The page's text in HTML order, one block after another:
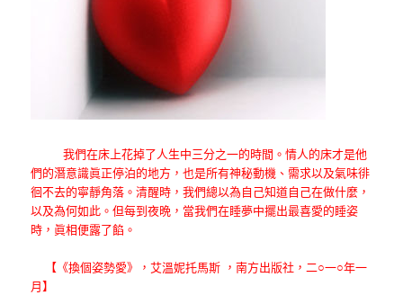
我們在床上花掉了人生中三分之一的時間。情人的床才是他
們的潛意識眞正停泊的地方，也是所有神秘動機、需求以及氣味徘
徊不去的寧靜角落。清醒時，我們總以為自己知道自己在做什麼，
以及為何如此。但每到夜晩，當我們在睡夢中擺出最喜愛的睡姿
時，眞相便露了餡。
【《換個姿勢愛》，艾溫妮托馬斯 ，南方出版社，二○一○年一
月】